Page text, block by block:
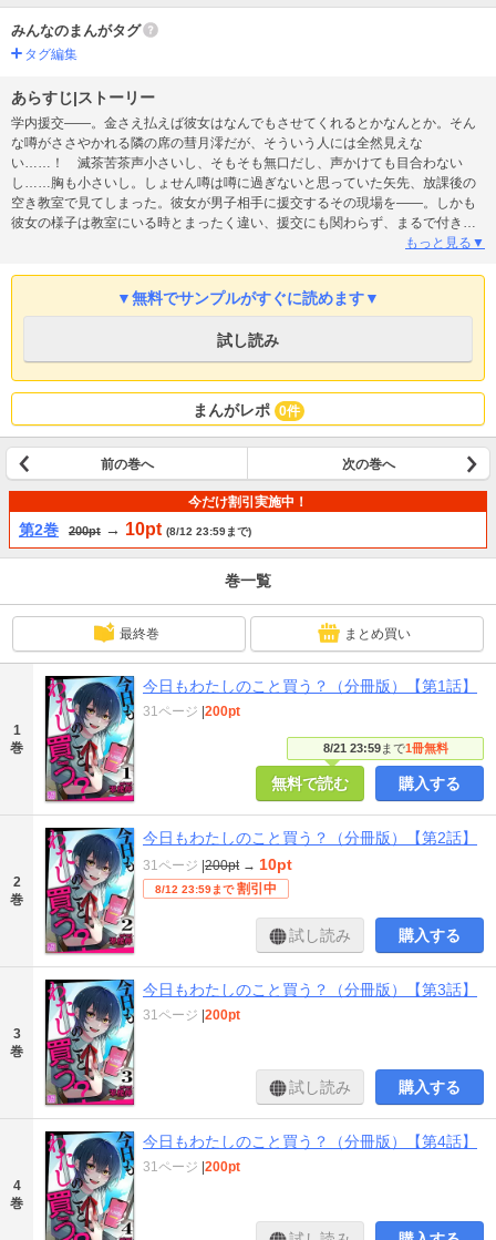
みんなのまんがタグ
タグ編集
あらすじ|ストーリー
学内援交――。金さえ払えば彼女はなんでもさせてくれるとかなんとか。そん
な噂がささやかれる隣の席の彗月澪だが、そういう人には全然見えな
い……！ 滅茶苦茶声小さいし、そもそも無口だし、声かけても目合わない
し……胸も小さいし。しょせん噂は噂に過ぎないと思っていた矢先、放課後の
空き教室で見てしまった。彼女が男子相手に援交するその現場を――。しかも
彼女の様子は教室にいる時とまったく違い、援交にも関わらず、まるで付き合
いたての恋人のような甘い表情で…… ※この作品は『コミックラクウもっと見る▼
▼無料でサンプルがすぐに読めます▼
試し読み
まんがレポ 0件
前の巻へ 次の巻へ
今だけ割引実施中！
第2巻 200pt → 10pt (8/12 23:59まで)
巻一覧
最終巻 まとめ買い
1
巻
今日もわたしのこと買う？（分冊版）【第1話】
8/21 23:59まで1冊無料
31ページ |200pt
無料で読む 購入する
2
巻
今日もわたしのこと買う？（分冊版）【第2話】
31ページ |200pt → 10pt
8/12 23:59まで 割引中
試し読み 購入する
3
巻
今日もわたしのこと買う？（分冊版）【第3話】
31ページ |200pt
試し読み 購入する
4
巻
今日もわたしのこと買う？（分冊版）【第4話】
31ページ |200pt